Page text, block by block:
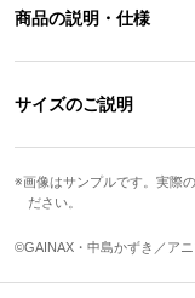
商品の説明・仕様
『天元突破グレンラガ
シルバーバングルでシ
ました。
サイズのご説明
Free
サイズガイドページは
画像はサンプルです。実際
ださい。
©GAINAX・中島かずき／ア